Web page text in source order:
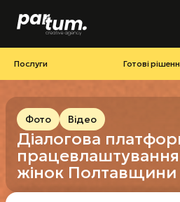
Послуги Готові
Фото Відео
Діалогова
жінок Полтавщини